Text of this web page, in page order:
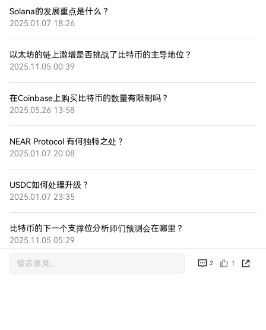
2 1
Solana的发展重点是什么？
2025.01.07 18:26
以太坊的链上激增是否挑战了比特币的主导地位？
2025.11.05 00:39
在Coinbase上购买比特币的数量有限制吗？
2025.05.26 13:58
NEAR Protocol 有何独特之处？
2025.01.07 20:08
USDC如何处理升级？
2025.01.07 23:35
比特币的下一个支撑位分析师们预测会在哪里？
2025.11.05 05:29